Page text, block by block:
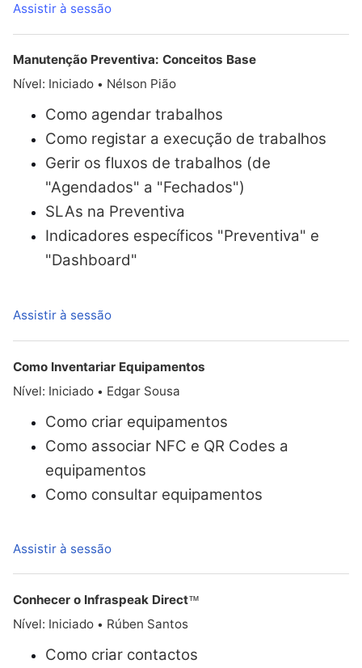
Assistir à sessão
Manutenção Preventiva: Conceitos Base
Nível: Iniciado • Nélson Pião
Como agendar trabalhos
Como registar a execução de trabalhos
Gerir os fluxos de trabalhos (de
"Agendados" a "Fechados")
SLAs na Preventiva
Indicadores específicos "Preventiva" e
"Dashboard"
Assistir à sessão
Como Inventariar Equipamentos
Nível: Iniciado • Edgar Sousa
Como criar equipamentos
Como associar NFC e QR Codes a
equipamentos
Como consultar equipamentos
Assistir à sessão
Conhecer o Infraspeak Direct™
Nível: Iniciado • Rúben Santos
Como criar contactos